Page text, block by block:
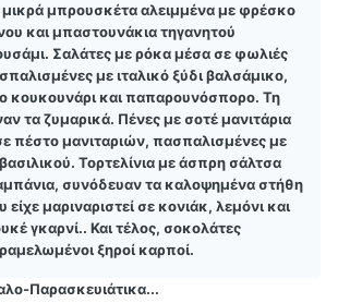
μπρουσκέτα αλειμμένα με φρέσκο
και μπαστουνάκια τηγανητού
Σαλάτες με ρόκα μέσα σε φωλιές
με ιταλικό ξύδι βαλσάμικο,
κουκουνάρι και παπαρουνόσπορο. Τη
τα ζυμαρικά. Πένες με σοτέ μανιτάρια
πέστο μανιταριών, πασπαλισμένες με
Τορτελίνια με άσπρη σάλτσα
συνόδευαν τα καλοψημένα στήθη
μαριναριστεί σε κονιάκ, λεμόνι και
γκαρνί.. Και τέλος, σοκολάτες
ξηροί καρποί.
Παρασκευιάτικα...